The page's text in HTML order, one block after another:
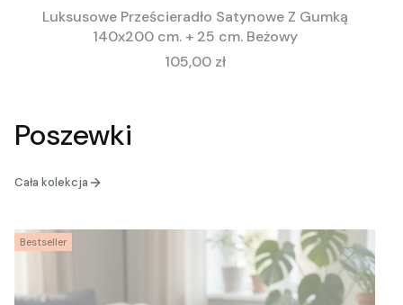
Luksusowe Prześcieradło Satynowe Z Gumką
140x200 cm. + 25 cm. Beżowy
Cena
105,00 zł
Poszewki
Cała kolekcja
Bestseller